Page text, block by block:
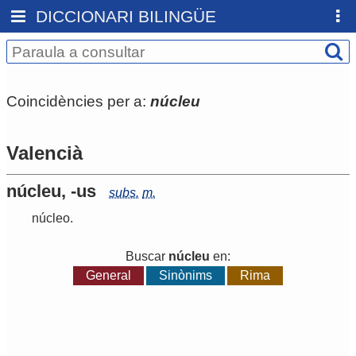
DICCIONARI BILINGÜE
Coincidències per a: núcleu
Valencià
núcleu, -us subs. m.
núcleo.
Buscar núcleu en:
General
Sinònims Rima